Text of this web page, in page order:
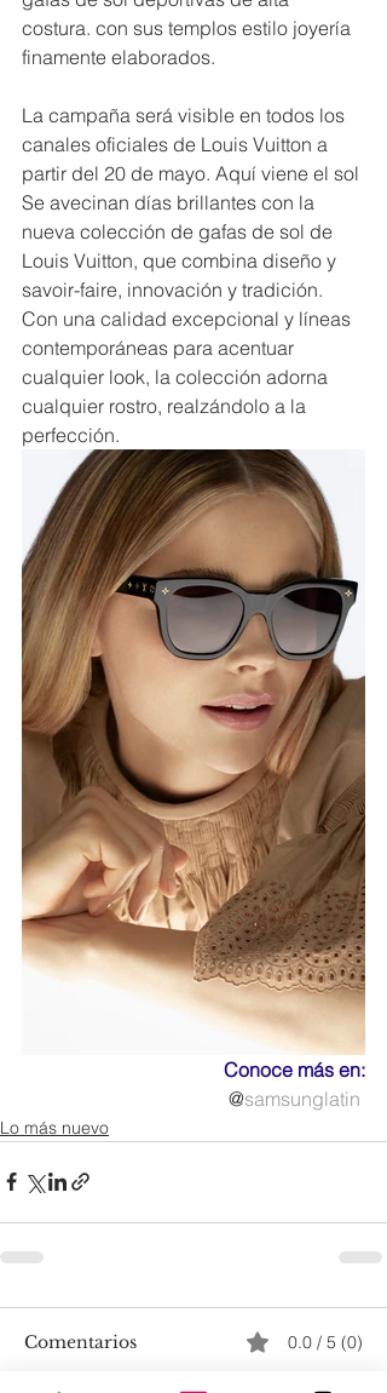
costura. con sus templos estilo joyería
finamente elaborados.
La campaña será visible en todos los
canales oficiales de Louis Vuitton a
partir del 20 de mayo. Aquí viene el sol
Se avecinan días brillantes con la
nueva colección de gafas de sol de
Louis Vuitton, que combina diseño y
savoir-faire, innovación y tradición.
Con una calidad excepcional y líneas
contemporáneas para acentuar
cualquier look, la colección adorna
cualquier rostro, realzándolo a la
perfección.
Conoce más en:
@samsunglatin
Lo más nuevo
Comentarios 0.0 / 5 (0)